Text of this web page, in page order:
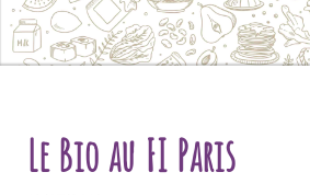
Le Bio au FI Paris